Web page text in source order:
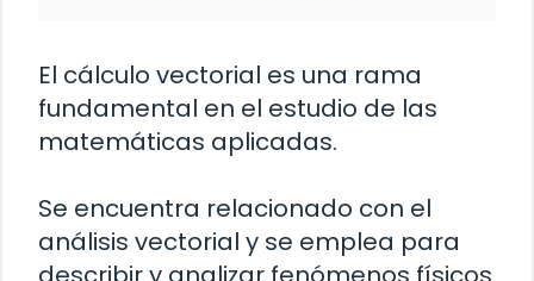
El cálculo vectorial es una rama
fundamental en el estudio de las
matemáticas aplicadas.
Se encuentra relacionado con el
análisis vectorial y se emplea para